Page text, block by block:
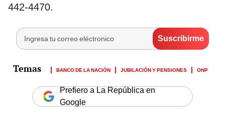
442-4470.
BANCO DE LA NACIÓN JUBILACIÓN Y PENSIONES ONP
Prefiero a La República en
Google